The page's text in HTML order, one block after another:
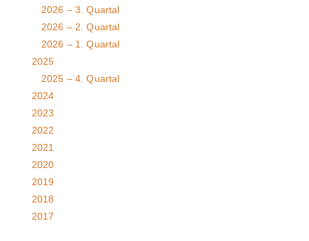
2026 – 3. Quartal
2026 – 2. Quartal
2026 – 1. Quartal
2025
2025 – 4. Quartal
2024
2023
2022
2021
2020
2019
2018
2017